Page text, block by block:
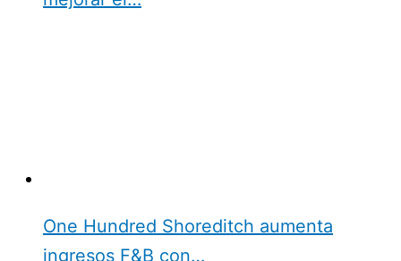
One Hundred Shoreditch aumenta
ingresos F&B con…